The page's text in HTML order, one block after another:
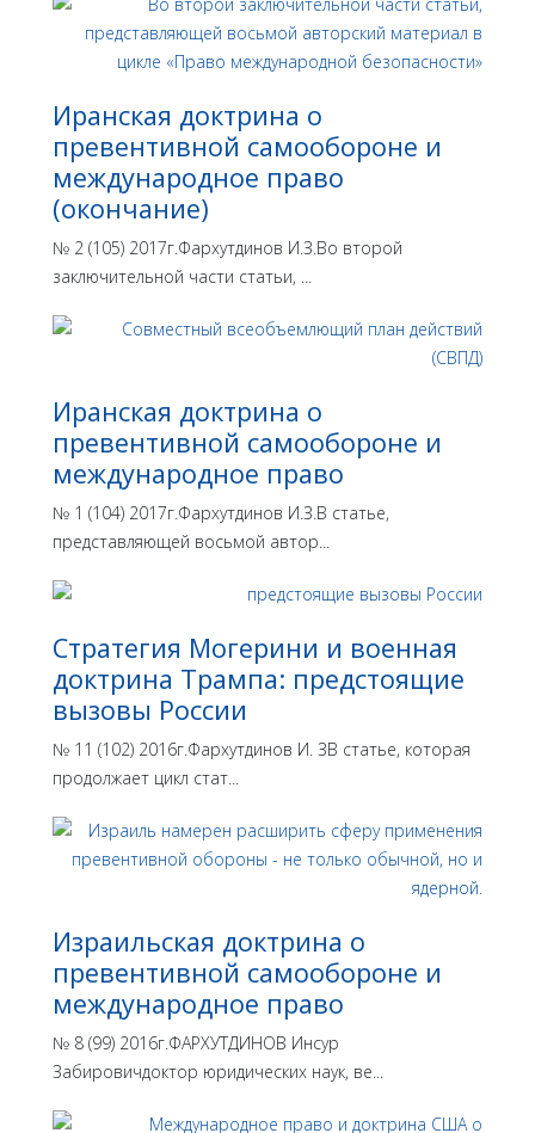
Иранская доктрина о
превентивной самообороне и
международное право
(окончание)
№ 2 (105) 2017г.Фархутдинов И.З.Во второй
заключительной части статьи, ...
Иранская доктрина о
превентивной самообороне и
международное право
№ 1 (104) 2017г.Фархутдинов И.З.В статье,
представляющей восьмой автор...
Стратегия Могерини и военная
доктрина Трампа: предстоящие
вызовы России
№ 11 (102) 2016г.Фархутдинов И. ЗВ статье, которая
продолжает цикл стат...
Израильская доктрина o
превентивной самообороне и
международное право
№ 8 (99) 2016г.ФАРХУТДИНОВ Инсур
Забировичдоктор юридических наук, ве...